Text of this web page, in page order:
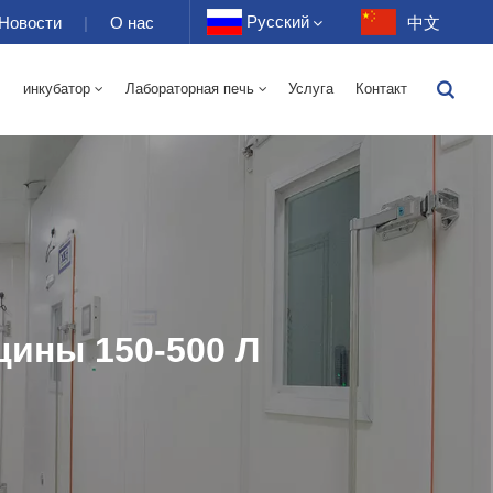
Новости | О нас Русский
Français
Português
中文
инкубатор Лабораторная печь Услуга Контакт
150-500 Л